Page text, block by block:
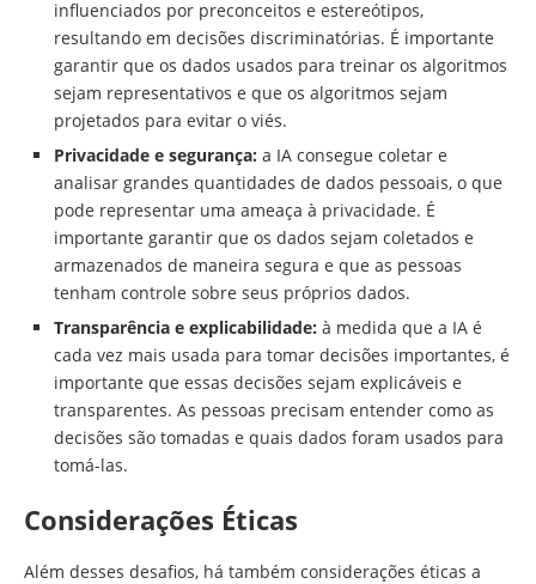
influenciados por preconceitos e estereótipos,
resultando em decisões discriminatórias. É importante
garantir que os dados usados para treinar os algoritmos
sejam representativos e que os algoritmos sejam
projetados para evitar o viés.
Privacidade e segurança: a IA consegue coletar e
analisar grandes quantidades de dados pessoais, o que
pode representar uma ameaça à privacidade. É
importante garantir que os dados sejam coletados e
armazenados de maneira segura e que as pessoas
tenham controle sobre seus próprios dados.
Transparência e explicabilidade: à medida que a IA é
cada vez mais usada para tomar decisões importantes, é
importante que essas decisões sejam explicáveis e
transparentes. As pessoas precisam entender como as
decisões são tomadas e quais dados foram usados para
tomá-las.
Considerações Éticas
Além desses desafios, há também considerações éticas a